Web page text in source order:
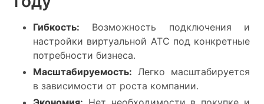
Гибкость: Возможность подключения и
настройки виртуальной АТС под конкретные
потребности бизнеса.
Масштабируемость: Легко масштабируется
в зависимости от роста компании.